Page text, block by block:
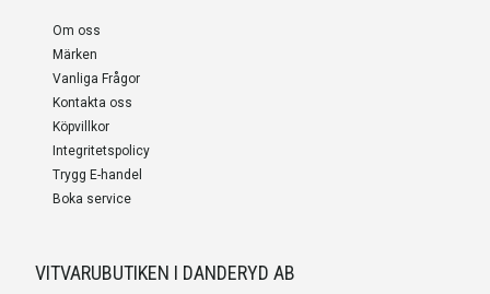
Om oss
Märken
Vanliga Frågor
Kontakta oss
Köpvillkor
Integritetspolicy
Trygg E-handel
Boka service
VITVARUBUTIKEN I DANDERYD AB